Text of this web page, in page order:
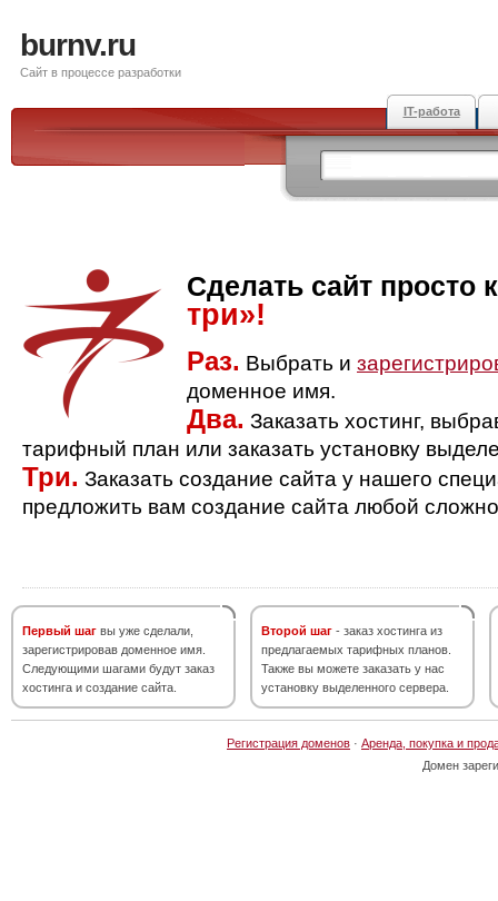
burnv.ru
Сайт в процессе разработки
IT-работа
Сделать сайт просто
три»!
Раз. Выбрать и
доменное имя.
Два. Заказать хостинг,
тарифный план или заказать установку
Три. Заказать создание сайта у нашего
предложить вам создание сайта любой
Первый шаг вы уже сделали,
зарегистрировав доменное имя.
Следующими шагами будут заказ
хостинга и создание сайта.
Второй шаг - заказ хостинга из
предлагаемых тарифных планов.
Также вы можете заказать у нас
установку выделенного сервера.
Регистрация доменов · Аренда, покупка и
Домен